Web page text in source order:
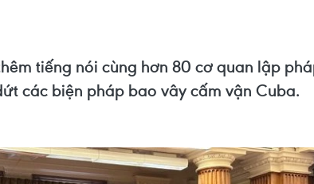
tiếng nói cùng hơn 80 cơ quan lập
các biện pháp bao vây cấm vận Cuba.